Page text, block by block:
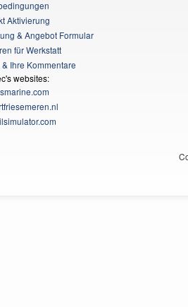
Aktivierung
& Angebot Formular
für Werkstatt
Ihre Kommentare
websites: